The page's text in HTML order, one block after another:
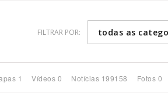
FILTRAR POR: todas as
1 Vídeos 0 Notícias 199158 Fotos 0